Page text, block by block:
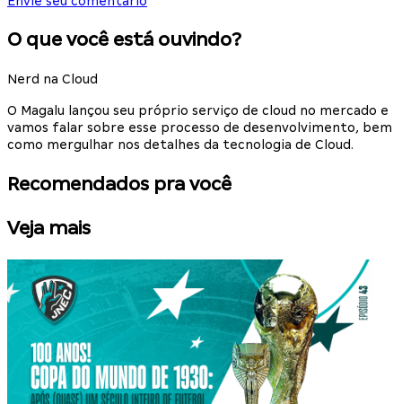
O que você está ouvindo?
Nerd na Cloud
O Magalu lançou seu próprio serviço de cloud no mercado e
vamos falar sobre esse processo de desenvolvimento, bem
como mergulhar nos detalhes da tecnologia de Cloud.
Recomendados pra você
Veja mais